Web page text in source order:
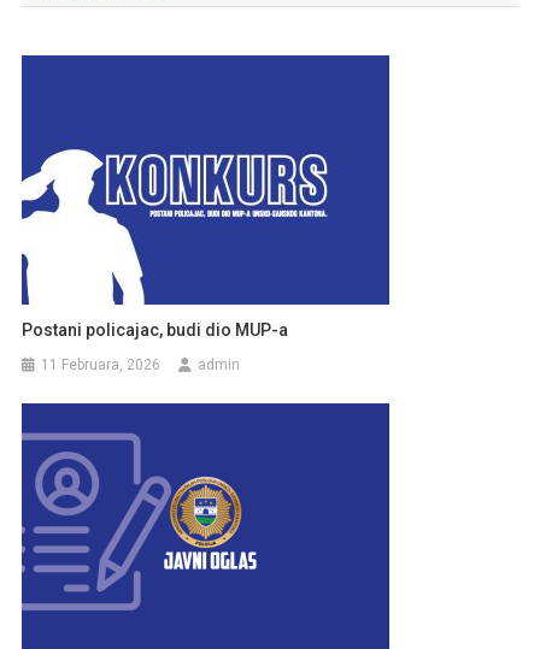
Postani policajac, budi dio MUP-a
11 Februara, 2026 admin